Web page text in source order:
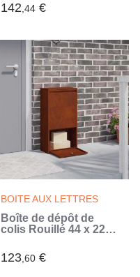
142,44 €
BOITE AUX LETTRES
Boîte de dépôt de
colis Rouillé 44 x 22 x
123,60 €